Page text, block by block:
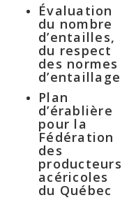
Évaluation
du nombre
d’entailles,
du respect
des normes
d’entaillage
Plan
d’érablière
pour la
Fédération
des
producteurs
acéricoles
du Québec